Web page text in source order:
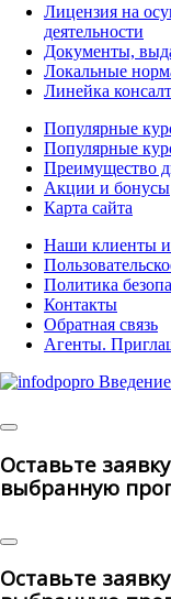
Лицензия на
деятельности
Документы,
Локальные
Линейка
Популярные
Популярные
Преимущество
Акции и бонусы
Карта сайта
Наши клиенты
Политика
Контакты
Обратная связь
Агенты.
Оставьте
выбранную
Оставьте